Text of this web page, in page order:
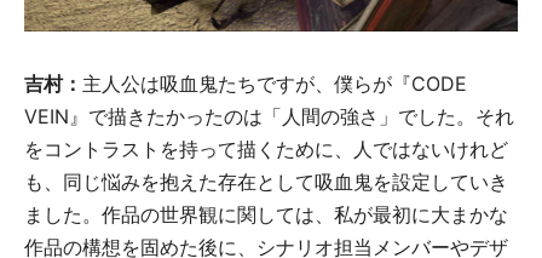
吉村： 主人公は吸血鬼たちですが、僕らが『CODE
VEIN』で描きたかったのは「人間の強さ」でした。それ
をコントラストを持って描くために、人ではないけれど
も、同じ悩みを抱えた存在として吸血鬼を設定していき
ました。作品の世界観に関しては、私が最初に大まかな
作品の構想を固めた後に、シナリオ担当メンバーやデザ